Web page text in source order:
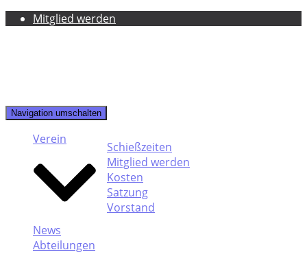
Mitglied werden
Navigation umschalten
Verein
Schießzeiten
Mitglied werden
Kosten
Satzung
Vorstand
News
Abteilungen